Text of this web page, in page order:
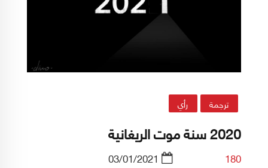
ترجمة رأي
2020 سنة موت الريغانية
180
03/01/2021